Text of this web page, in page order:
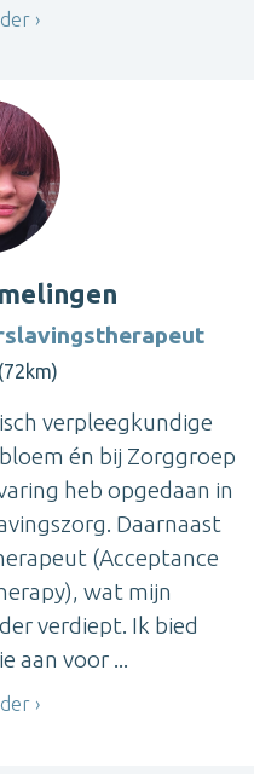
verpleegkundige
én bij Zorggroep
heb opgedaan in
Daarnaast
(Acceptance
wat mijn
verdiept. Ik bied
aan voor ...